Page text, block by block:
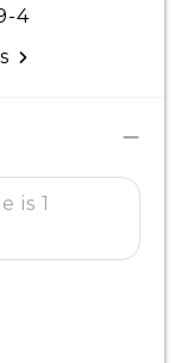
4
is 1